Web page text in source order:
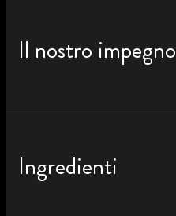
Il nostro impegno
Ingredienti